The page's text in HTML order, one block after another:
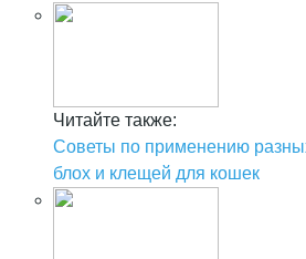
Читайте также:
Советы по применению
блох и клещей для кошек